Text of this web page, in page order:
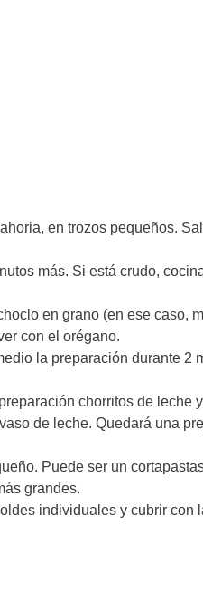
en trozos pequeños.
más. Si está crudo,
en grano (en ese caso,
con el orégano.
la preparación durante 2
chorritos de leche
de leche. Quedará una
Puede ser un
grandes.
individuales y cubrir con